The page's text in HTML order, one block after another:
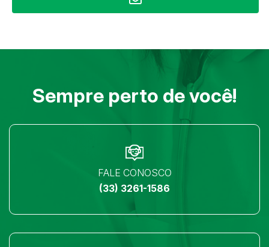
Sempre perto de você!
FALE CONOSCO
(33) 3261-1586